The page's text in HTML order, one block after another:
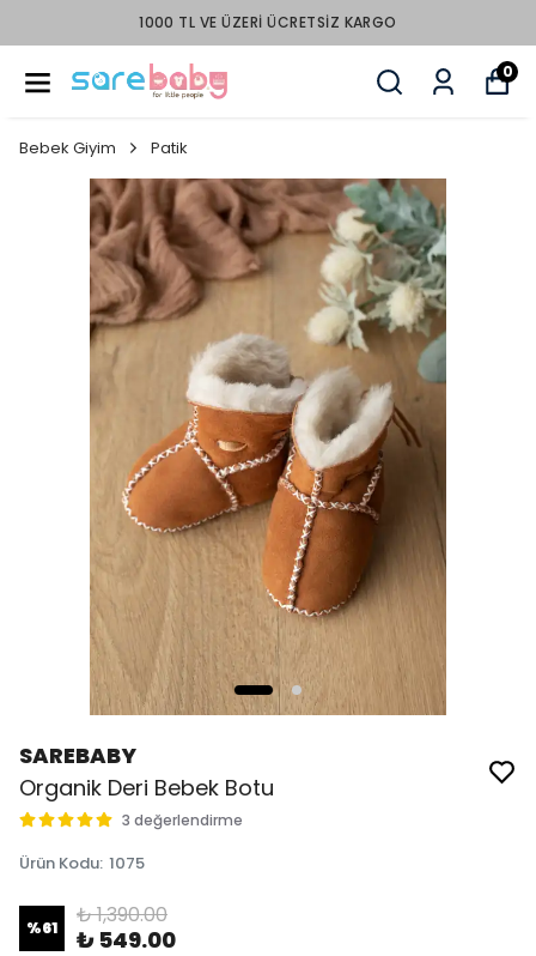
1000 TL VE ÜZERI ÜCRETSIZ KARGO
0
Bebek Giyim Patik
SAREBABY
Organik Deri Bebek Botu
3 değerlendirme
Ürün Kodu: 1075
%61 ₺ 1,390.00
₺ 549.00